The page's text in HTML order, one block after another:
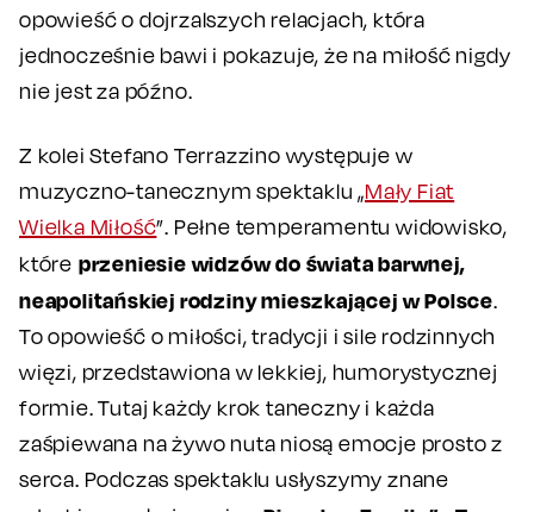
opowieść o dojrzalszych relacjach, która
jednocześnie bawi i pokazuje, że na miłość nigdy
nie jest za późno.
Z kolei Stefano Terrazzino występuje w
muzyczno-tanecznym spektaklu „Mały Fiat
Wielka Miłość”. Pełne temperamentu widowisko,
które przeniesie widzów do świata barwnej,
neapolitańskiej rodziny mieszkającej w Polsce.
To opowieść o miłości, tradycji i sile rodzinnych
więzi, przedstawiona w lekkiej, humorystycznej
formie. Tutaj każdy krok taneczny i każda
zaśpiewana na żywo nuta niosą emocje prosto z
serca. Podczas spektaklu usłyszymy znane